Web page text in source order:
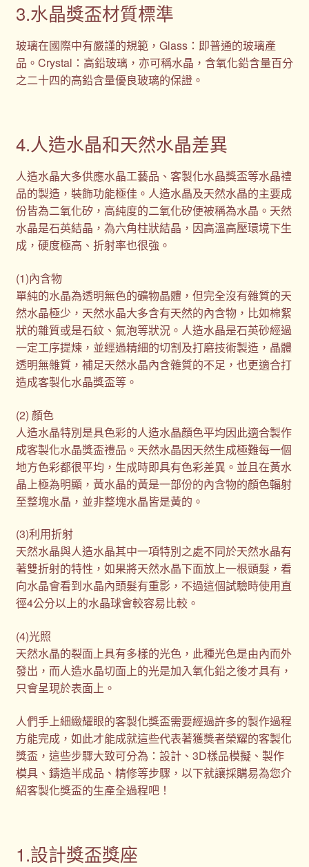
3.水晶獎盃材質標準
玻璃在國際中有嚴謹的規範，Glass：即普通的玻璃產
品。Crystal：高鉛玻璃，亦可稱水晶，含氧化鉛含量百分
之二十四的高鉛含量優良玻璃的保證。
4.人造水晶和天然水晶差異
人造水晶大多供應水晶工藝品、客製化水晶獎盃等水晶禮
品的製造，裝飾功能極佳。人造水晶及天然水晶的主要成
份皆為二氧化矽，高純度的二氧化矽便被稱為水晶。天然
水晶是石英結晶，為六角柱狀結晶，因高溫高壓環境下生
成，硬度極高、折射率也很強。
(1)內含物
單純的水晶為透明無色的礦物晶體，但完全沒有雜質的天
然水晶極少，天然水晶大多含有天然的內含物，比如棉絮
狀的雜質或是石紋、氣泡等狀況。人造水晶是石英砂經過
一定工序提煉，並經過精細的切割及打磨技術製造，晶體
透明無雜質，補足天然水晶內含雜質的不足，也更適合打
造成客製化水晶獎盃等。
(2) 顏色
人造水晶特別是具色彩的人造水晶顏色平均因此適合製作
成客製化水晶獎盃禮品。天然水晶因天然生成極難每一個
地方色彩都很平均，生成時即具有色彩差異。並且在黃水
晶上極為明顯，黃水晶的黃是一部份的內含物的顏色輻射
至整塊水晶，並非整塊水晶皆是黃的。
(3)利用折射
天然水晶與人造水晶其中一項特別之處不同於天然水晶有
著雙折射的特性，如果將天然水晶下面放上一根頭髮，看
向水晶會看到水晶內頭髮有重影，不過這個試驗時使用直
徑4公分以上的水晶球會較容易比較。
(4)光照
天然水晶的裂面上具有多樣的光色，此種光色是由內而外
發出，而人造水晶切面上的光是加入氧化鉛之後才具有，
只會呈現於表面上。
人們手上細緻耀眼的客製化獎盃需要經過許多的製作過程
方能完成，如此才能成就這些代表著獲獎者榮耀的客製化
獎盃，這些步驟大致可分為：設計、3D樣品模擬、製作
模具、鑄造半成品、精修等步驟，以下就讓採購易為您介
紹客製化獎盃的生產全過程吧！
1.設計獎盃獎座